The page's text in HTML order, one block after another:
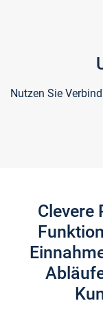
Nutzen Sie
Clevere